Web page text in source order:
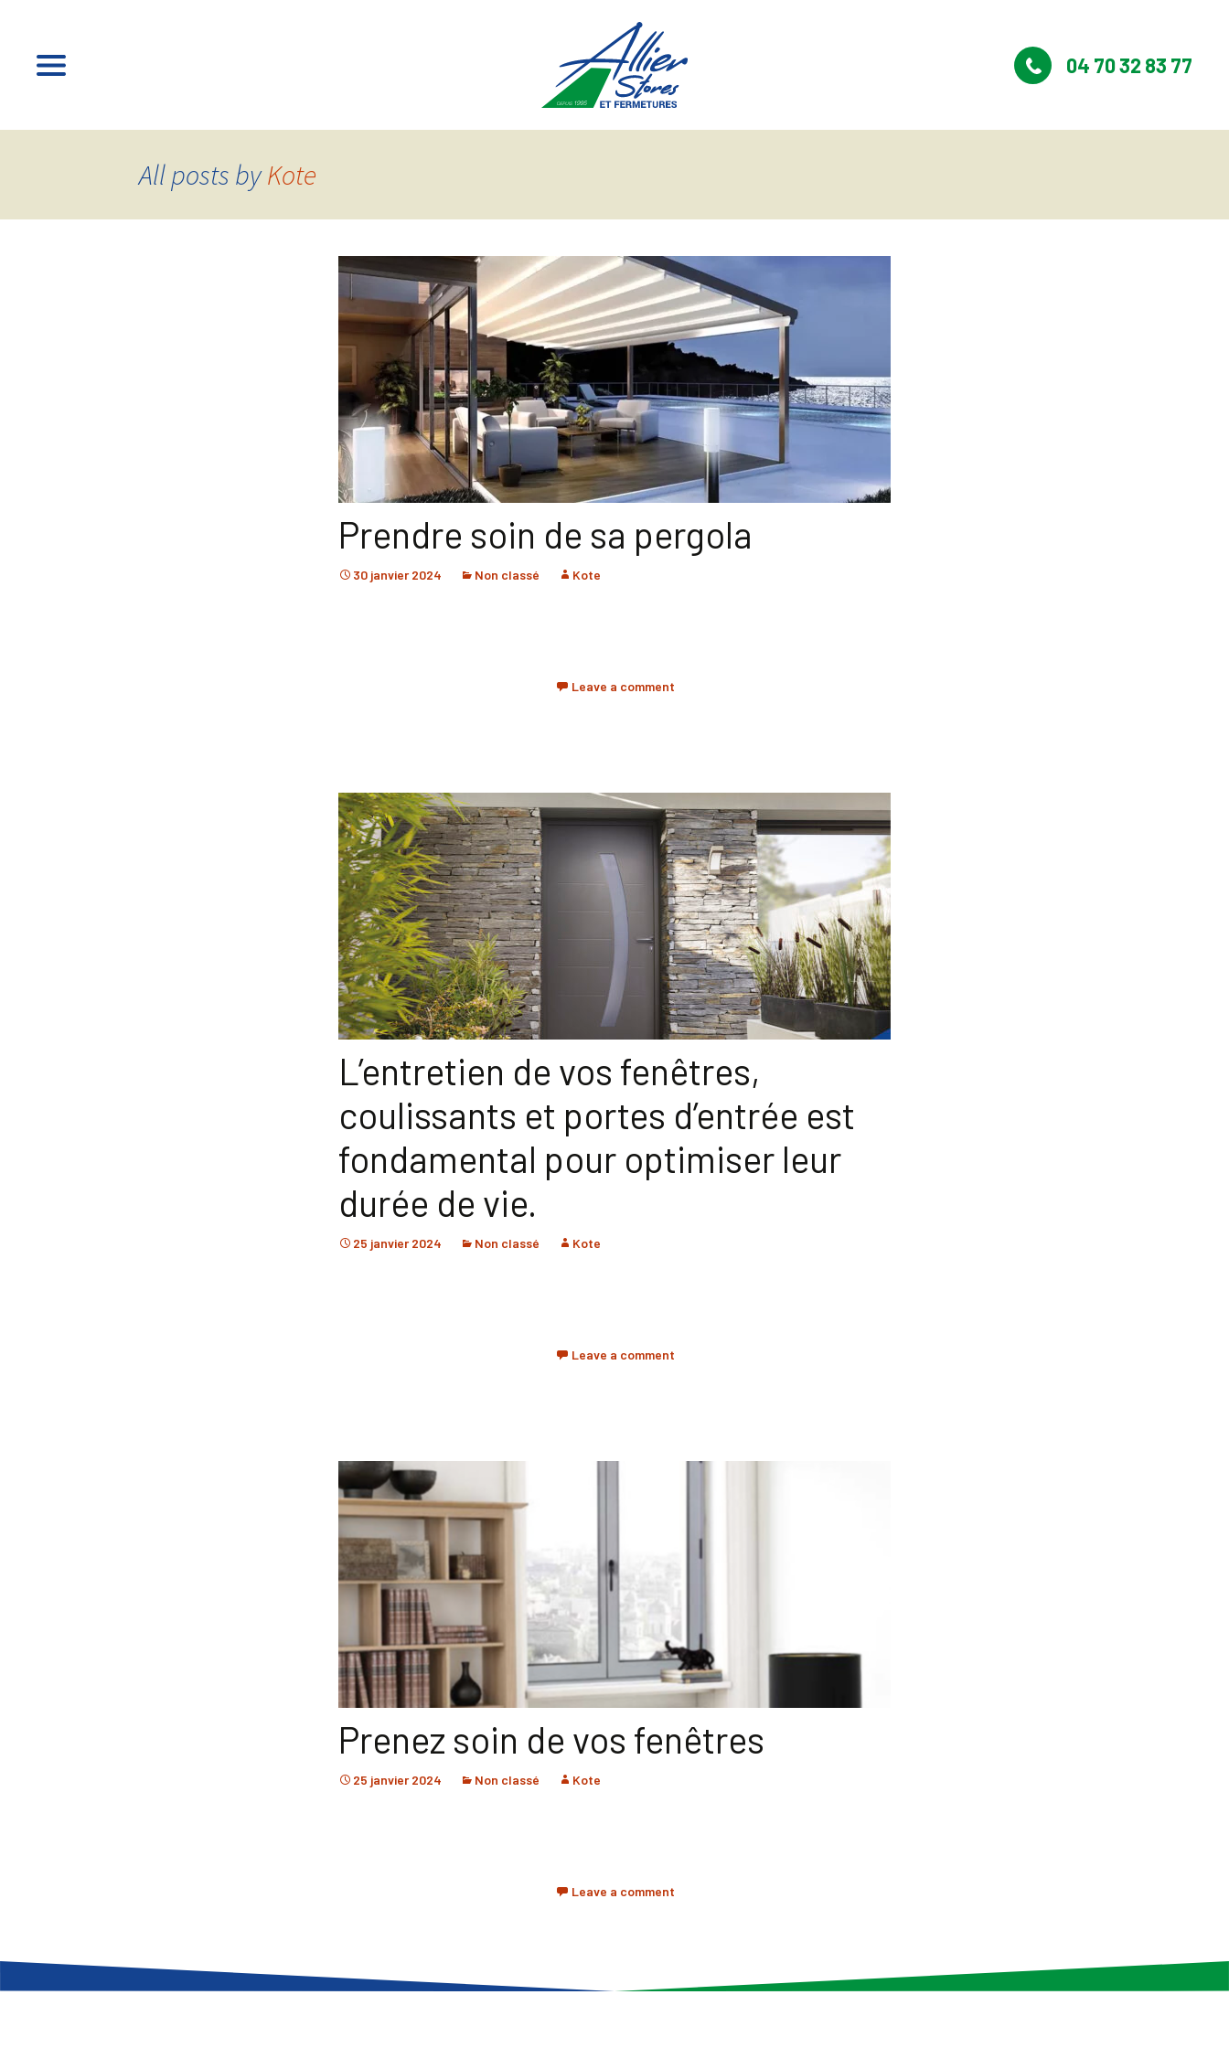
04 70 32 83 77
All posts byKote
Prendre soin de sa pergola
30 janvier 2024 Non classé Kote
Leave a comment
L’entretien de vos fenêtres,
coulissants et portes d’entrée est
fondamental pour optimiser leur
durée de vie.
25 janvier 2024 Non classé Kote
Leave a comment
Prenez soin de vos fenêtres
25 janvier 2024 Non classé Kote
Leave a comment